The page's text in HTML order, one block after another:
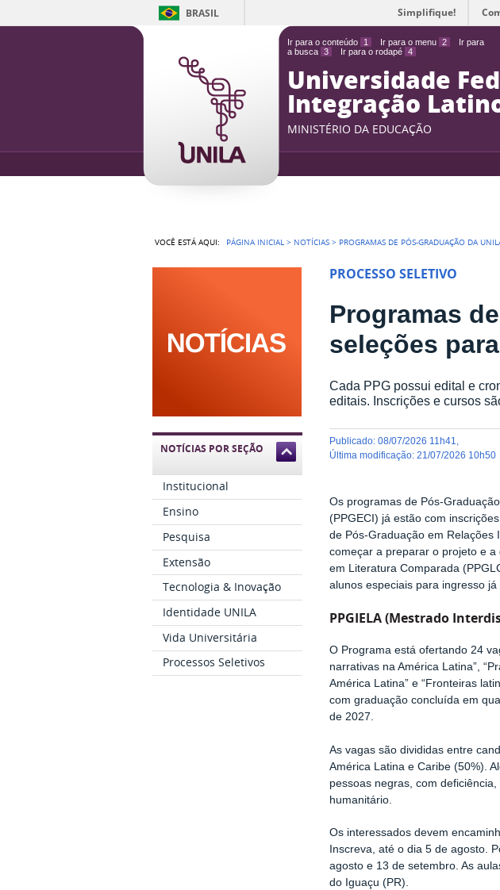
Ir para o conteúdo 1 Ir para o menu 2
Ir para
a busca 3 Ir para o rodapé 4
BRASIL Simplifique!
Universidade
Integração
MINISTÉRIO DA EDUCAÇÃO
VOCÊ ESTÁ AQUI: PÁGINA INICIAL > NOTÍCIAS > PROGRAMAS DE PÓS-GRADUAÇÃO DA
NOTÍCIAS POR SEÇÃO
Institucional
Ensino
Pesquisa
Extensão
Tecnologia & Inovação
Identidade UNILA
Vida Universitária
Processos Seletivos
PROCESSO SELETIVO
Programas
seleções
Cada PPG possui edital e
editais. Inscrições e cursos
publicado:08/07/2026 11h41
última modificação:21/07/2026 10h50
Os programas de Pós-
(PPGECI) já estão com
de Pós-Graduação em Relações
começar a preparar o projeto e
em Literatura Comparada
alunos especiais para ingresso
PPGIELA (Mestrado
O Programa está ofertando 24
narrativas na América Latina”,
América Latina” e “Fronteiras
com graduação concluída em
de 2027.
As vagas são divididas entre
América Latina e Caribe (50%).
pessoas negras, com
humanitário.
Os interessados devem
Inscreva, até o dia 5 de agosto.
agosto e 13 de setembro. As
do Iguaçu (PR).